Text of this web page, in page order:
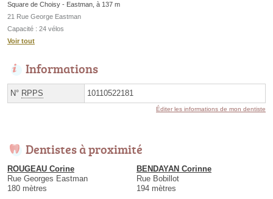
Square de Choisy - Eastman, à 137 m
21 Rue George Eastman
Capacité : 24 vélos
Voir tout
Informations
N° RPPS 10110522181
Éditer les informations de mon dentiste
Dentistes à proximité
ROUGEAU Corine
Rue Georges Eastman
180 mètres
BENDAYAN Corinne
Rue Bobillot
194 mètres